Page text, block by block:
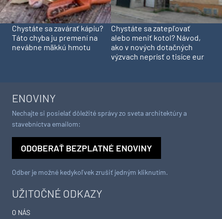
Chystáte sa zavárať kápiu?
Táto chyba ju premení na
nevábne mäkkú hmotu
Chystáte sa zatepľovať
alebo meniť kotol? Návod,
ako v nových dotačných
výzvach neprísť o tisíce eur
UŽITOČNÉ ODKAZY
O NÁS
ENOVINY
Nechajte si posielať dôležité správy zo sveta architektúry a
stavebníctva emailom:
ODOBERAŤ BEZPLATNÉ ENOVINY
Odber je možné kedykoľvek zrušiť jedným kliknutím.